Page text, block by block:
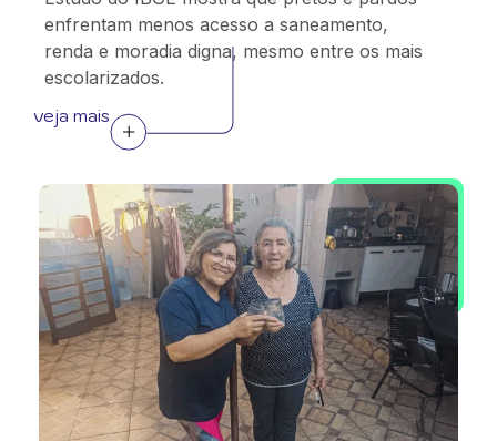
enfrentam menos acesso a saneamento,
renda e moradia digna, mesmo entre os mais
escolarizados.
veja mais